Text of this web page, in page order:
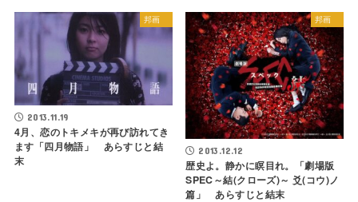
邦画
2013.11.19
4月、恋のトキメキが再び訪れてき
ます「四月物語」 あらすじと結
末
邦画
2013.12.12
歴史よ。静かに瞑目れ。「劇場版
SPEC～結(クローズ)～ 爻(コウ)ノ
篇」 あらすじと結末